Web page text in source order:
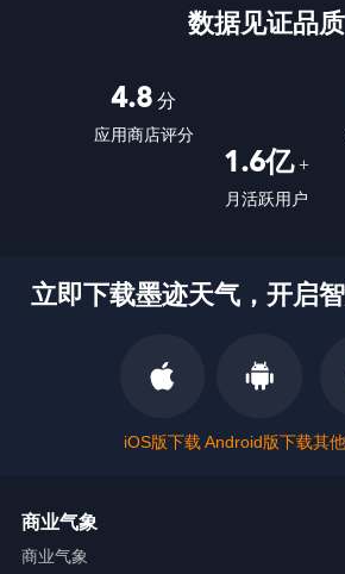
数据见证品质
4.8 分
应用商店评分
1.6亿+
月活跃用户
立即下载墨迹天气，开启
iOS版下载 Android版下载其
商业气象
商业气象